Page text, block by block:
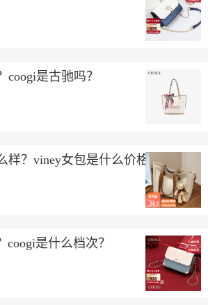
coogi是古驰吗？
样？viney女包是什么价格？
coogi是什么档次？